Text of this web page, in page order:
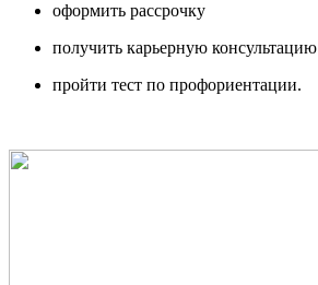
оформить рассрочку
получить карьерную консультацию
пройти тест по профориентации.